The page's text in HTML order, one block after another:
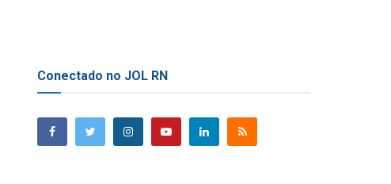
Conectado no JOL RN